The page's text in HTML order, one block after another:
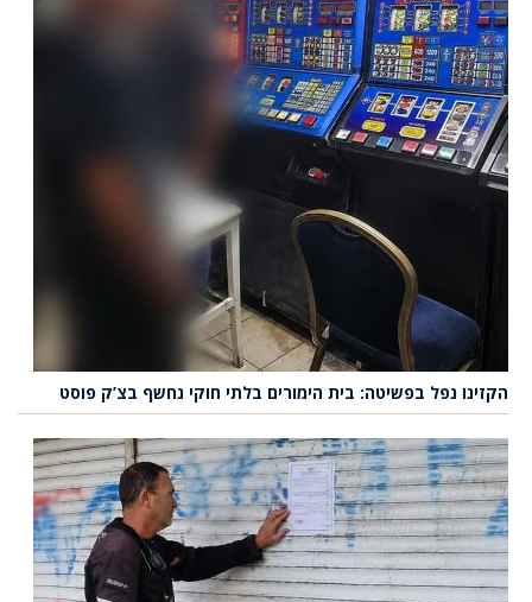
הקזינו נפל בפשיטה: בית הימורים בלתי חוקי נחשף בצ’ק פוסט